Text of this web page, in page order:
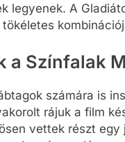
legyenek. A
a Színfalak
számára is
rájuk a film
vettek részt egy